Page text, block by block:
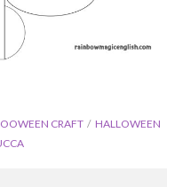
CRAFT
HALLOWEEN